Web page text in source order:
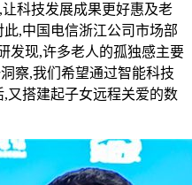
科技发展成果更好惠及老
,中国电信浙江公司市场部
发现,许多老人的孤独感主要
察,我们希望通过智能科技
又搭建起子女远程关爱的数